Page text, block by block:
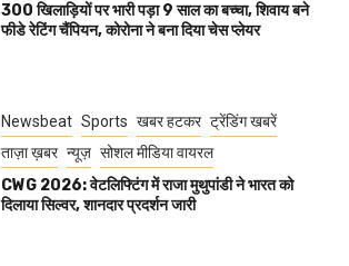
300 खिलाड़ियों पर भारी पड़ा 9 साल का बच्चा, शिवाय बने
फीडे रेटिंग चैंपियन, कोरोना ने बना दिया चेस प्लेयर
Newsbeat Sports खबर हटकर ट्रेंडिंग खबरें
ताज़ा ख़बर न्यूज़ सोशल मीडिया वायरल
CWG 2026: वेटलिफ्टिंग में राजा मुथुपांडी ने भारत को
दिलाया सिल्वर, शानदार प्रदर्शन जारी